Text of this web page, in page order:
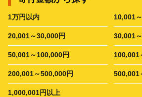
1万円以内 10,001
20,001～30,000円 30,001
50,001～100,000円 100,001
200,001～500,000円 500,001
1,000,001円以上